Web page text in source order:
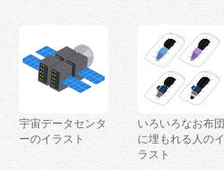
宇宙データセンタ
ーのイラスト
いろいろなお布団
に埋もれる人のイ
ラスト